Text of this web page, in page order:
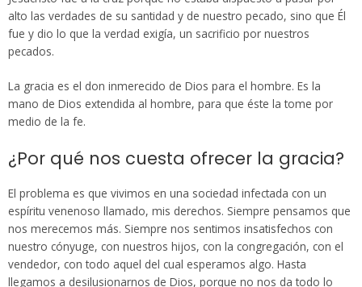
alto las verdades de su santidad y de nuestro pecado, sino que Él
fue y dio lo que la verdad exigía, un sacrificio por nuestros
pecados.
La gracia es el don inmerecido de Dios para el hombre. Es la
mano de Dios extendida al hombre, para que éste la tome por
medio de la fe.
¿Por qué nos cuesta ofrecer la gracia?
El problema es que vivimos en una sociedad infectada con un
espíritu venenoso llamado, mis derechos. Siempre pensamos que
nos merecemos más. Siempre nos sentimos insatisfechos con
nuestro cónyuge, con nuestros hijos, con la congregación, con el
vendedor, con todo aquel del cual esperamos algo. Hasta
llegamos a desilusionarnos de Dios, porque no nos da todo lo